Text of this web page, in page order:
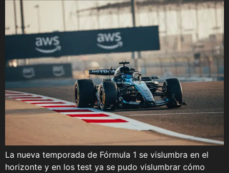
La nueva temporada de Fórmula 1 se vislumbra en el
horizonte y en los test ya se pudo vislumbrar cómo